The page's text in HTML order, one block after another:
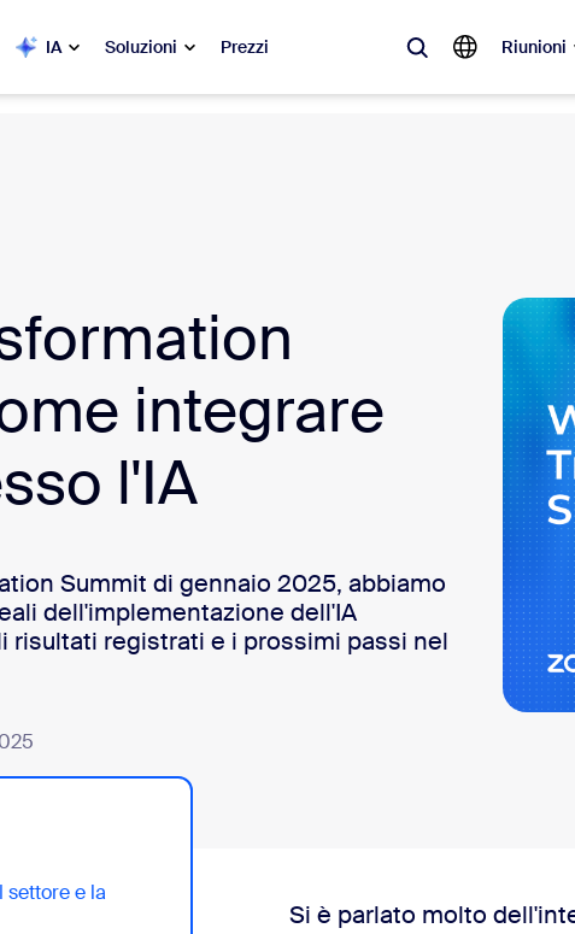
IA Soluzioni Prezzi Riunioni
ZoomMate
Contact Center
Bonsai
/+1.888.303.1012
integrare
l'IA
Summit di gennaio 2025, abbiamo
dell'implementazione dell'IA
risultati registrati e i prossimi passi nel
settore e la
il settore e la leadership
Si è parlato molto